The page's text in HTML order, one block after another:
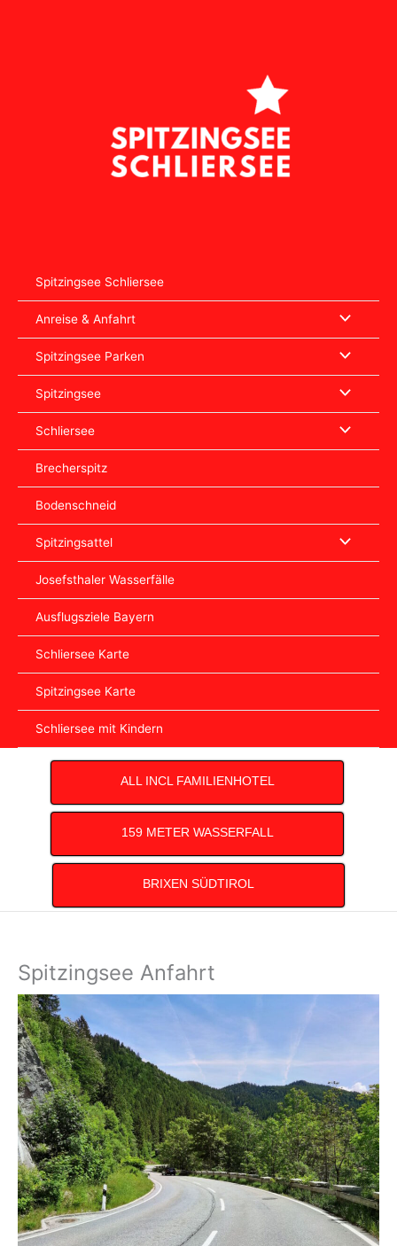
Spitzingsee Schliersee
Anreise & Anfahrt
Spitzingsee Parken
Spitzingsee
Schliersee
Brecherspitz
Bodenschneid
Spitzingsattel
Josefsthaler Wasserfälle
Ausflugsziele Bayern
Schliersee Karte
Spitzingsee Karte
Schliersee mit Kindern
ALL INCL FAMILIENHOTEL
159 METER WASSERFALL
BRIXEN SÜDTIROL
Spitzingsee Anfahrt